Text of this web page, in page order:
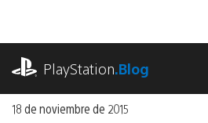
contenido
PlayStation.Blog
18 de noviembre de 2015